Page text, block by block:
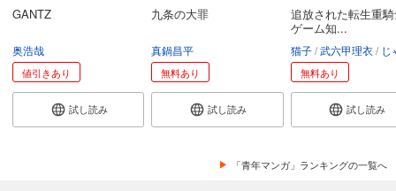
GANTZ
奥浩哉
値引きあり
試し読み
九条の大罪
真鍋昌平
無料あり
試し読み
追放された転生重
ゲーム知...
猫子 武六甲理衣 じゃ
無料あり
試し読み
「青年マンガ」ランキングの一覧へ